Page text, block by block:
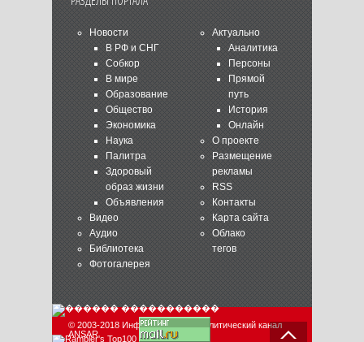
Новости
В РФ и СНГ
Собкор
В мире
Образование
Общество
Экономика
Наука
Палитра
Здоровый
образ жизни
Объявления
Видео
Аудио
Библиотека
Фотогалерея
Актуально
Аналитика
Персоны
Прямой
путь
История
Онлайн
О проекте
Размещение
рекламы
RSS
Контакты
Карта сайта
Облако
тегов
© 2003-2018 Информационно-аналитический канал
ANSAR